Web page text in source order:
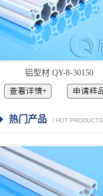
铝型材 QY-8-30150
热门产品 / HOT PRODUCTS